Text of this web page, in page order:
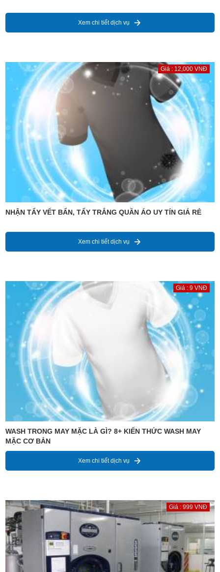
Xem chi tiết dịch vụ
Giá : 12,000 VNĐ
NHẬN TẨY VẾT BẨN, TẨY TRẮNG QUẦN ÁO UY TÍN GIÁ RẺ
Xem chi tiết dịch vụ
Giá : 9 VNĐ
WASH TRONG MAY MẶC LÀ GÌ? 8+ KIẾN THỨC WASH MAY
MẶC CƠ BẢN
Xem chi tiết dịch vụ
Giá : 999 VNĐ